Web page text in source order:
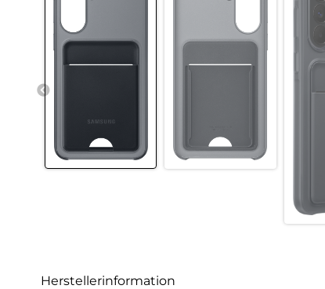
Herstellerinformation